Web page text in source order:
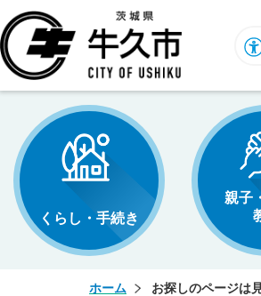
くらし・手続き
親子
ホーム お探しのページは